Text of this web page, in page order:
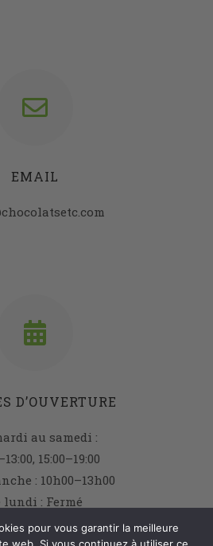
EMAIL
D’OUVERTURE
au samedi :
15:00–19:00
: 10h00–13h00
lundi : Fermé
pour vous garantir la meilleure